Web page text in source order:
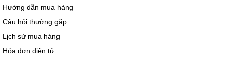
Hướng dẫn mua hàng
Câu hỏi thường gặp
Lịch sử mua hàng
Hóa đơn điện tử